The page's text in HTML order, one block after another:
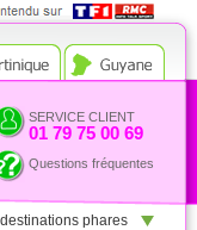
SERVICE CLIENT
01 79 75 00 69
Questions fréquentes
phares